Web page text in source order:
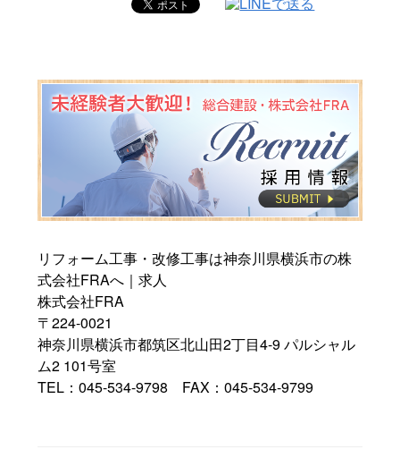
リフォーム工事・改修工事は神奈川県横浜市の株
式会社FRAへ｜求人
株式会社FRA
〒224-0021
神奈川県横浜市都筑区北山田2丁目4-9 パルシャル
ム2 101号室
TEL：045-534-9798 FAX：045-534-9799